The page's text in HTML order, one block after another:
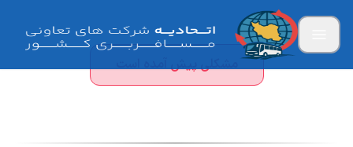
مشکلی پیش آمده است